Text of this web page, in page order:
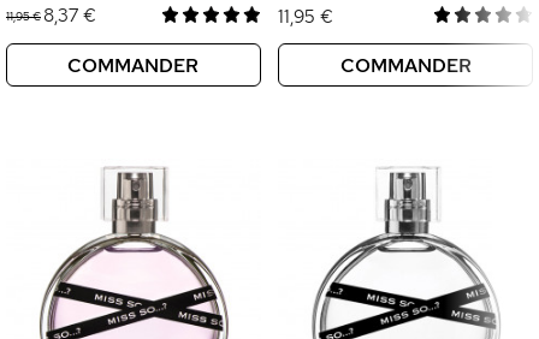
11,95 € 8,37 €
COMMANDER
11,95 €
COMMANDER